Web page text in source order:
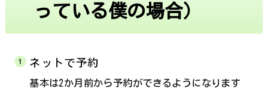
っている僕の場合）
ネットで予約
基本は2か月前から予約ができるようになります